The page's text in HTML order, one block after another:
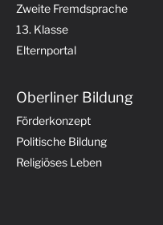
Zweite Fremdsprache
13. Klasse
Elternportal
Oberliner Bildung
Förderkonzept
Politische Bildung
Religiöses Leben